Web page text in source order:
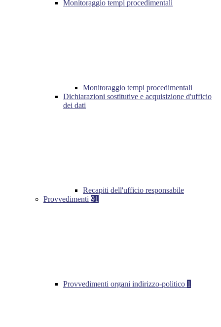
Monitoraggio tempi procedimentali
Monitoraggio tempi procedimentali
Dichiarazioni sostitutive e acquisizione d'ufficio
dei dati
Recapiti dell'ufficio responsabile
Provvedimenti 91
Provvedimenti organi indirizzo-politico 1